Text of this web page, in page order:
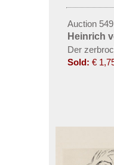
Auction
Heinrich
Der
Sold: €